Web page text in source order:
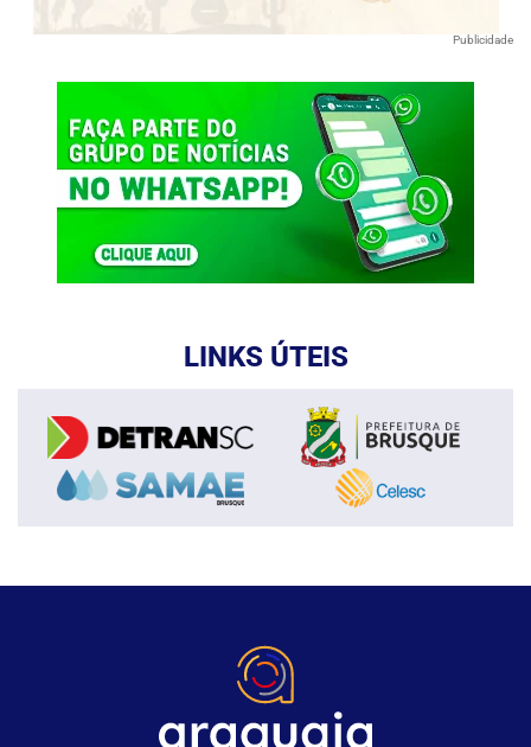
Publicidade
LINKS ÚTEIS